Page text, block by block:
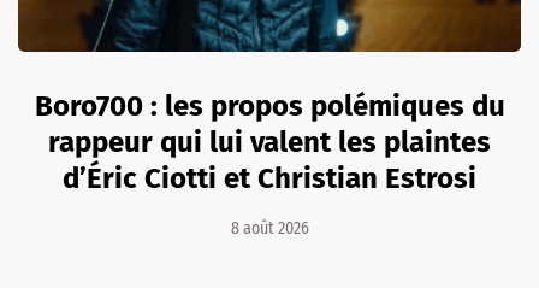
Boro700 : les propos polémiques du
rappeur qui lui valent les plaintes
d’Éric Ciotti et Christian Estrosi
8 août 2026